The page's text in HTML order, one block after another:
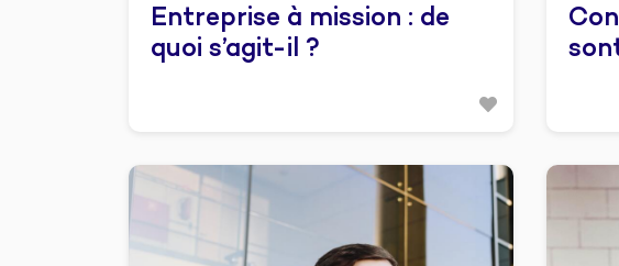
Entreprise à mission : de
quoi s’agit-il ?